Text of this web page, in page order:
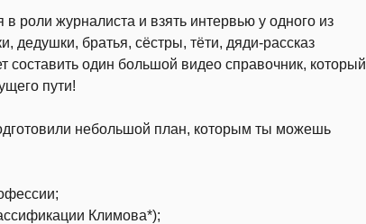
роли журналиста и взять интервью у одного из
братья, сёстры, тёти, дяди-рассказ
составить один большой видео справочник, который
пути!
небольшой план, которым ты можешь
Климова*);